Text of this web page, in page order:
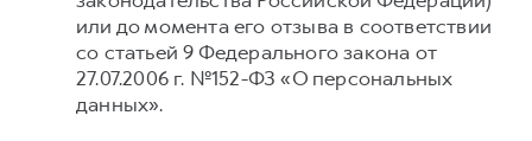
или до момента его отзыва в соответствии
со статьей 9 Федерального закона от
27.07.2006 г. №152-ФЗ «О персональных
данных».